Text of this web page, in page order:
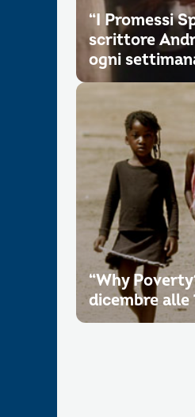
“I Promessi
scrittore
ogni
“Why
dicembre alle